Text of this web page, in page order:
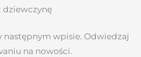
dziewczynę
następnym wpisie. Odwiedzaj
na nowości.